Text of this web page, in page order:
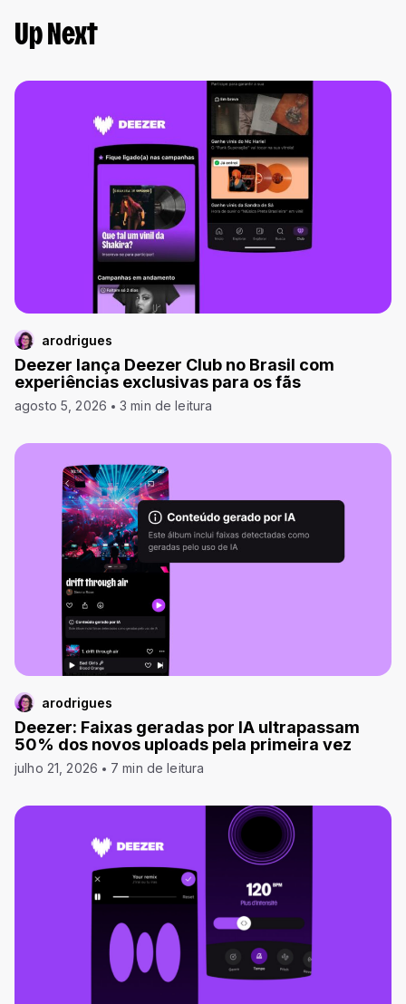
Up Next
arodrigues
Deezer lança Deezer Club no Brasil com
experiências exclusivas para os fãs
agosto 5, 2026 3 min de leitura
arodrigues
Deezer: Faixas geradas por IA ultrapassam
50% dos novos uploads pela primeira vez
julho 21, 2026 7 min de leitura